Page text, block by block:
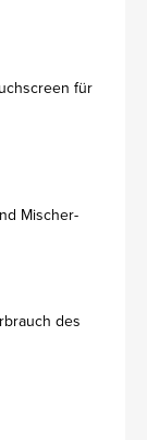
für
Mischer-
des